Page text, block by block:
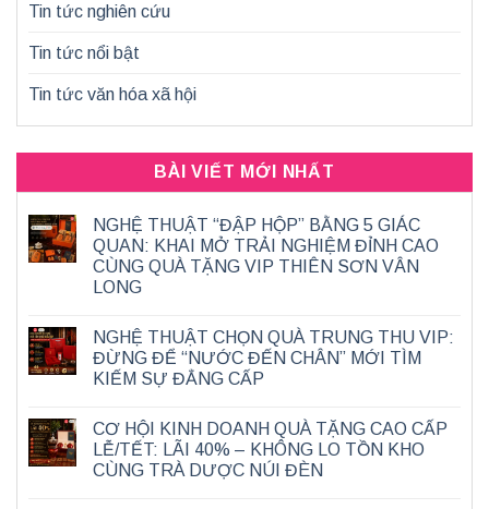
Tin tức nghiên cứu
Tin tức nổi bật
Tin tức văn hóa xã hội
BÀI VIẾT MỚI NHẤT
NGHỆ THUẬT “ĐẬP HỘP” BẰNG 5 GIÁC
QUAN: KHAI MỞ TRẢI NGHIỆM ĐỈNH CAO
CÙNG QUÀ TẶNG VIP THIÊN SƠN VÂN
LONG
NGHỆ THUẬT CHỌN QUÀ TRUNG THU VIP:
ĐỪNG ĐỂ “NƯỚC ĐẾN CHÂN” MỚI TÌM
KIẾM SỰ ĐẲNG CẤP
CƠ HỘI KINH DOANH QUÀ TẶNG CAO CẤP
LỄ/TẾT: LÃI 40% – KHÔNG LO TỒN KHO
CÙNG TRÀ DƯỢC NÚI ĐÈN